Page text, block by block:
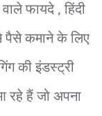
फायदे , हिंदी
कमाने के लिए
की इंडस्ट्री
रहे हैं जो अपना